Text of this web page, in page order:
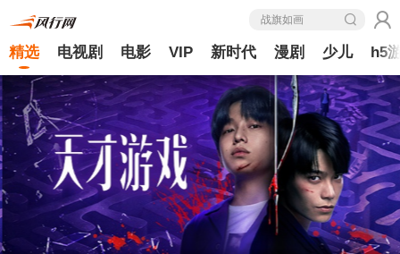
战旗如画
精选 电视剧 电影 VIP 新时代 漫剧 少儿 h5